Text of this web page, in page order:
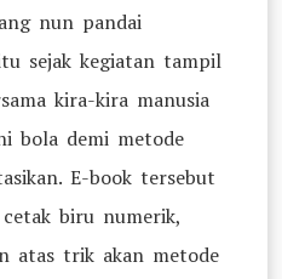
nun pandai
sejak kegiatan tampil
kira-kira manusia
bola demi metode
E-book tersebut
biru numerik,
atas trik akan metode